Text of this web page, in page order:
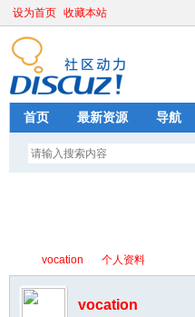
设为首页 收藏本站
首页 最新资源 导航
vocation 个人资料
vocation